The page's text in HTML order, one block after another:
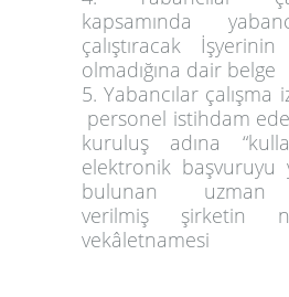
kapsamında
çalıştıracak
olmadığına dair belge
5. Yabancılar çalışma
personel istihdam
kuruluş adına
elektronik başvuruyu
bulunan uzman
verilmiş şirketin
vekâletnamesi